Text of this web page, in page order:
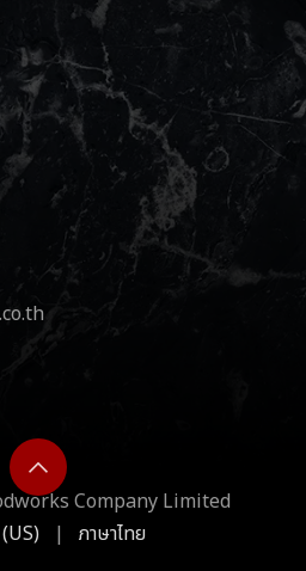
Company Limited
| ภาษาไทย